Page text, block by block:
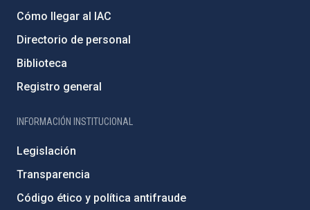
Cómo llegar al IAC
Directorio de personal
Biblioteca
Registro general
INFORMACIÓN INSTITUCIONAL
Legislación
Transparencia
Código ético y política antifraude